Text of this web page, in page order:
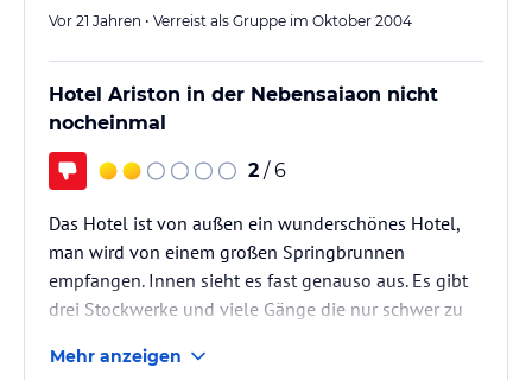
Vor 21 Jahren • Verreist als Gruppe im Oktober 2004
Hotel Ariston in der Nebensaiaon nicht
nocheinmal
2 / 6
Das Hotel ist von außen ein wunderschönes Hotel,
man wird von einem großen Springbrunnen
empfangen. Innen sieht es fast genauso aus. Es gibt
drei Stockwerke und viele Gänge die nur schwer zu
aber manchmal durch Treppen unterteilt sind. Der
Mehr anzeigen